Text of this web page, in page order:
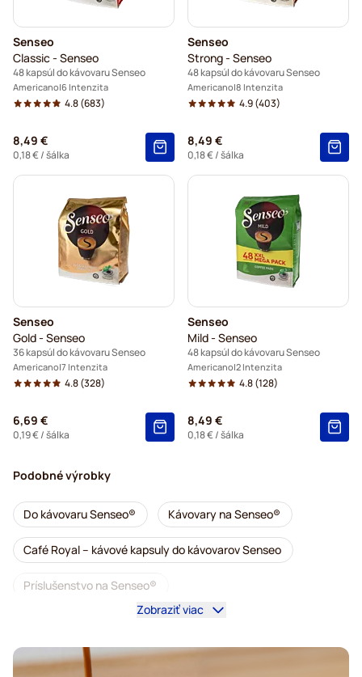
Senseo
Classic - Senseo
48 kapsúl do kávovaru Senseo
Americano 6 Intenzita
4.8(683)
8,49 €
0,18 €/ šálka
Senseo
Strong - Senseo
48 kapsúl do kávovaru Senseo
Americano 8 Intenzita
4.9(403)
8,49 €
0,18 €/ šálka
Senseo
Gold - Senseo
36 kapsúl do kávovaru Senseo
Americano 7 Intenzita
4.8(328)
6,69 €
0,19 €/ šálka
Senseo
Mild - Senseo
48 kapsúl do kávovaru Senseo
Americano 2 Intenzita
4.8(128)
8,49 €
0,18 €/ šálka
Podobné výrobky
Do kávovaru Senseo® Kávovary na Senseo®
Café Royal – kávové kapsuly do kávovarov Senseo
Príslušenstvo na Senseo®
Odvápňovanie a údržba pre Senseo
Zobraziť viac